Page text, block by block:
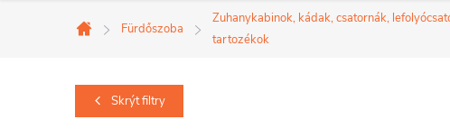
Kezdőlap
Fürdőszoba
Zuhanykabinok, kádak, csatornák,
tartozékok
Skrýtfiltry